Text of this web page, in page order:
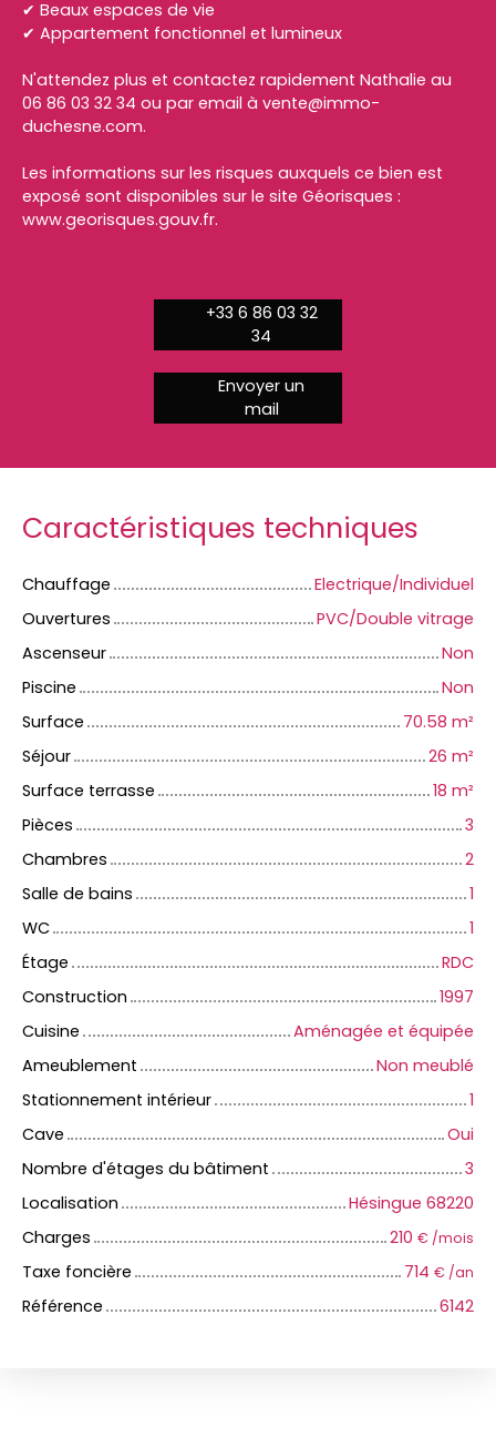
✔ Beaux espaces de vie
✔ Appartement fonctionnel et lumineux
N'attendez plus et contactez rapidement Nathalie au
06 86 03 32 34 ou par email à vente@immo-
duchesne.com.
Les informations sur les risques auxquels ce bien est
exposé sont disponibles sur le site Géorisques :
www.georisques.gouv.fr.
+33 6 86 03 32
34
Envoyer un
mail
Caractéristiques techniques
Chauffage
Electrique/Individuel
Ouvertures
PVC/Double vitrage
Ascenseur
Non
Piscine
Non
Surface
70.58 m²
Séjour
26 m²
Surface terrasse
18 m²
Pièces
3
Chambres
2
Salle de bains
1
WC
1
Étage
RDC
Construction
1997
Cuisine
Aménagée et équipée
Ameublement
Non meublé
Stationnement intérieur
1
Cave
Oui
Nombre d'étages du bâtiment
3
Localisation
Hésingue 68220
Charges
210 € /mois
Taxe foncière 714 € /an
Référence 6142